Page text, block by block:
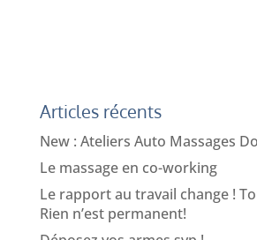
Articles récents
New : Ateliers Auto Massages
Le massage en co-working
Le rapport au travail change !
Rien n’est permanent!